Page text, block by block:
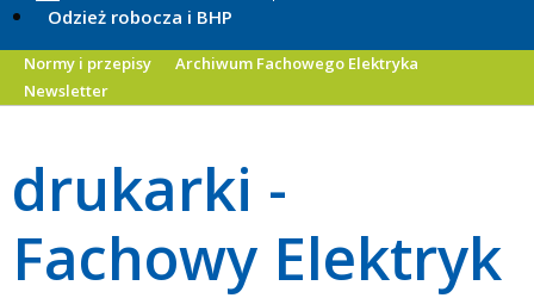
Odzież robocza i BHP
Normy i przepisy
Archiwum Fachowego Elektryka
Newsletter
drukarki -
Fachowy Elektryk